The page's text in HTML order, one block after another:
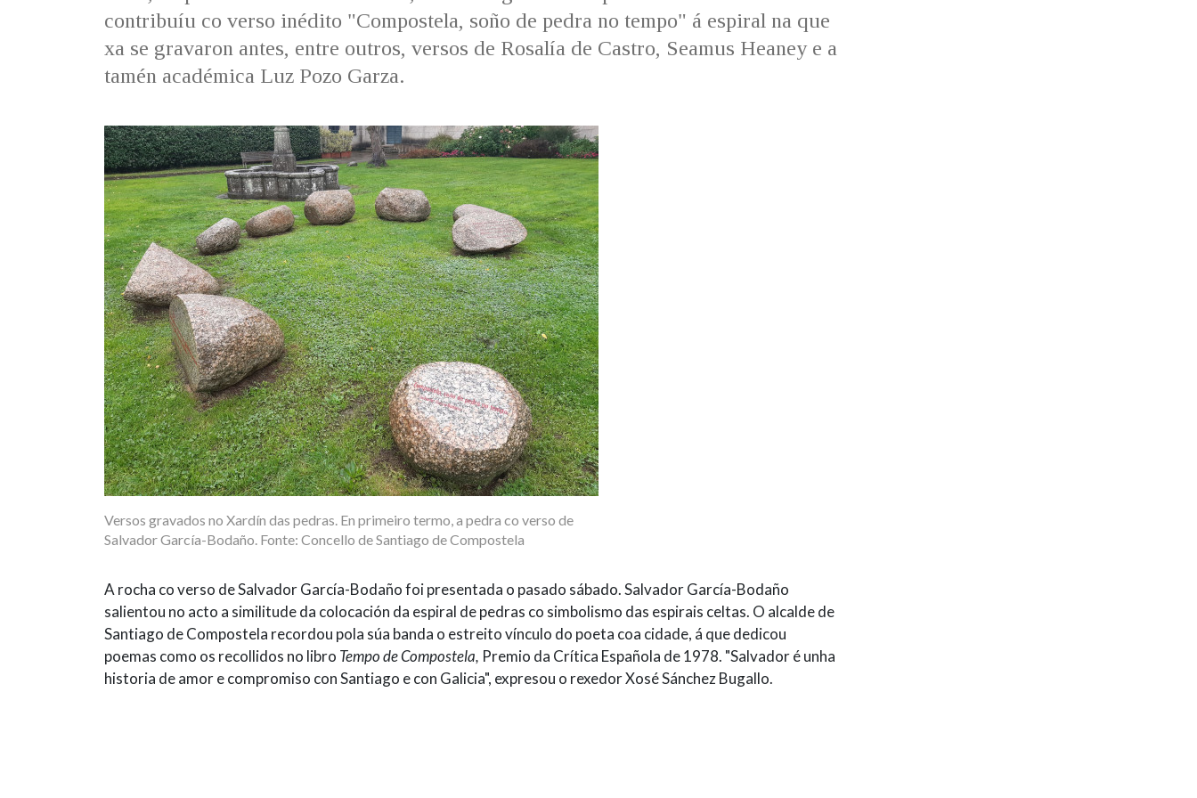
contribuíu co verso inédito "Compostela, soño de pedra no tempo" á espiral na que
xa se gravaron antes, entre outros, versos de Rosalía de Castro, Seamus Heaney e a
tamén académica Luz Pozo Garza.
Versos gravados no Xardín das pedras. En primeiro termo, a pedra co verso de
Salvador García-Bodaño. Fonte: Concello de Santiago de Compostela
A rocha co verso de Salvador García-Bodaño foi presentada o pasado sábado. Salvador García-Bodaño
salientou no acto a similitude da colocación da espiral de pedras co simbolismo das espirais celtas. O alcalde de
Santiago de Compostela recordou pola súa banda o estreito vínculo do poeta coa cidade, á que dedicou
poemas como os recollidos no libro Tempo de Compostela, Premio da Crítica Española de 1978. "Salvador é unha
historia de amor e compromiso con Santiago e con Galicia", expresou o rexedor Xosé Sánchez Bugallo.